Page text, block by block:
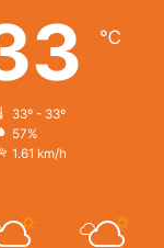
℃
33º - 33º
57%
1.61 km/h